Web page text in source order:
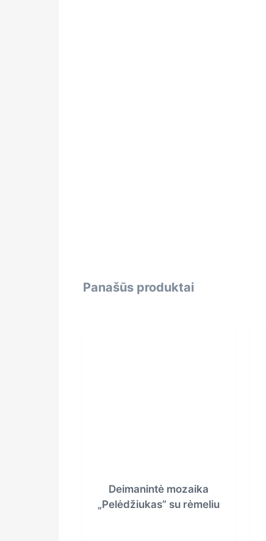
Panašūs produktai
Deimanintė mozaika
„Pelėdžiukas” su rėmeliu